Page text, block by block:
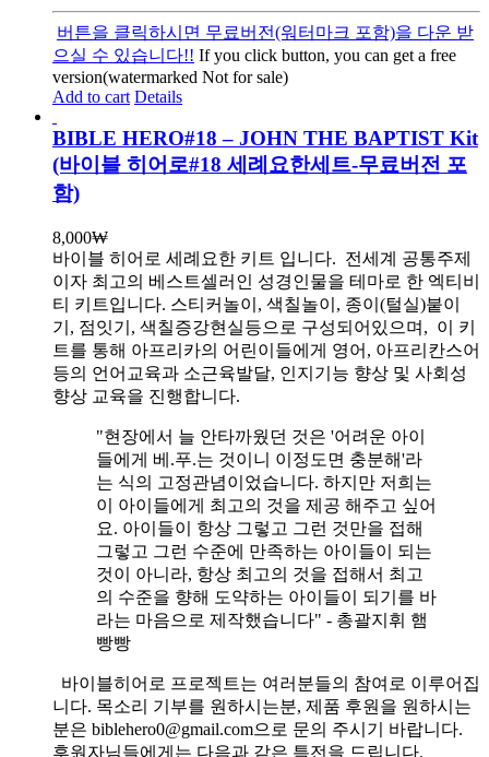
버튼을 클릭하시면 무료버전(워터마크 포함)을 다운 받
으실 수 있습니다!! If you click button, you can get a free
version(watermarked Not for sale)
Add to cart Details
BIBLE HERO#18 – JOHN THE BAPTIST Kit
(바이블 히어로#18 세례요한세트-무료버전 포
함)
8,000₩
바이블 히어로 세례요한 키트 입니다. 전세계 공통주제
이자 최고의 베스트셀러인 성경인물을 테마로 한 엑티비
티 키트입니다. 스티커놀이, 색칠놀이, 종이(털실)붙이
기, 점잇기, 색칠증강현실등으로 구성되어있으며, 이 키
트를 통해 아프리카의 어린이들에게 영어, 아프리칸스어
등의 언어교육과 소근육발달, 인지기능 향상 및 사회성
향상 교육을 진행합니다.
"현장에서 늘 안타까웠던 것은 '어려운 아이
들에게 베.푸.는 것이니 이정도면 충분해'라
는 식의 고정관념이었습니다. 하지만 저희는
이 아이들에게 최고의 것을 제공 해주고 싶어
요. 아이들이 항상 그렇고 그런 것만을 접해
그렇고 그런 수준에 만족하는 아이들이 되는
것이 아니라, 항상 최고의 것을 접해서 최고
의 수준을 향해 도약하는 아이들이 되기를 바
라는 마음으로 제작했습니다" - 총괄지휘 햄
빵빵
바이블히어로 프로젝트는 여러분들의 참여로 이루어집
니다. 목소리 기부를 원하시는분, 제품 후원을 원하시는
분은 biblehero0@gmail.com으로 문의 주시기 바랍니다.
후원자님들에게는 다음과 같은 특전을 드립니다.